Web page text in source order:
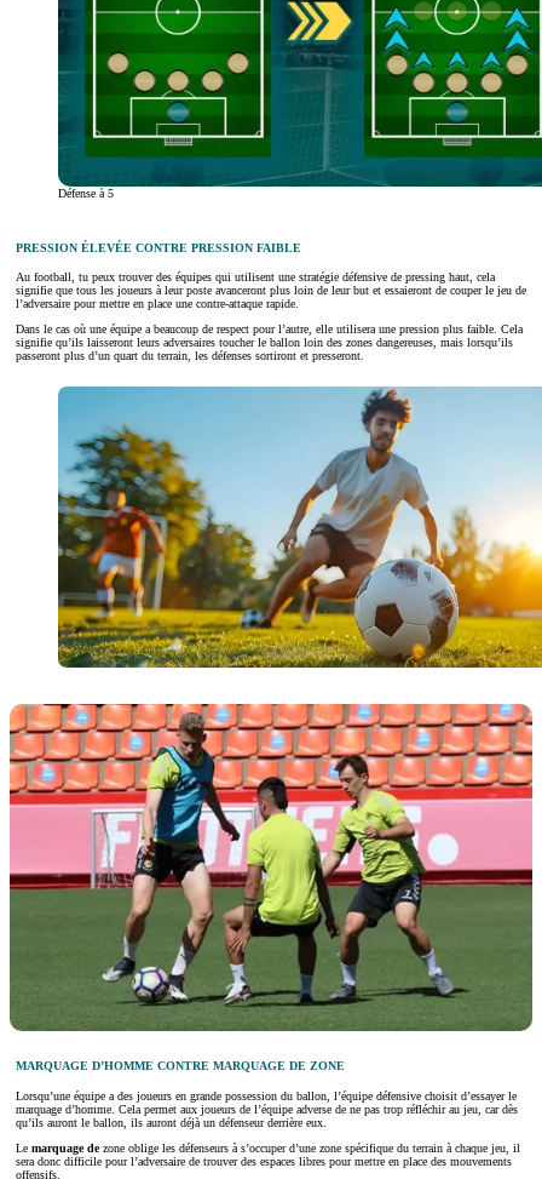
Défense à 5
PRESSION ÉLEVÉE CONTRE PRESSION FAIBLE
Au football, tu peux trouver des équipes qui utilisent une stratégie défensive de pressing haut, cela
signifie que tous les joueurs à leur poste avanceront plus loin de leur but et essaieront de couper le jeu de
l’adversaire pour mettre en place une contre-attaque rapide.
Dans le cas où une équipe a beaucoup de respect pour l’autre, elle utilisera une pression plus faible. Cela
signifie qu’ils laisseront leurs adversaires toucher le ballon loin des zones dangereuses, mais lorsqu’ils
passeront plus d’un quart du terrain, les défenses sortiront et presseront.
MARQUAGE D’HOMME CONTRE MARQUAGE DE ZONE
Lorsqu’une équipe a des joueurs en grande possession du ballon, l’équipe défensive choisit d’essayer le
marquage d’homme. Cela permet aux joueurs de l’équipe adverse de ne pas trop réfléchir au jeu, car dès
qu’ils auront le ballon, ils auront déjà un défenseur derrière eux.
Le marquage dezone oblige les défenseurs à s’occuper d’une zone spécifique du terrain à chaque jeu, il
sera donc difficile pour l’adversaire de trouver des espaces libres pour mettre en place des mouvements
offensifs.